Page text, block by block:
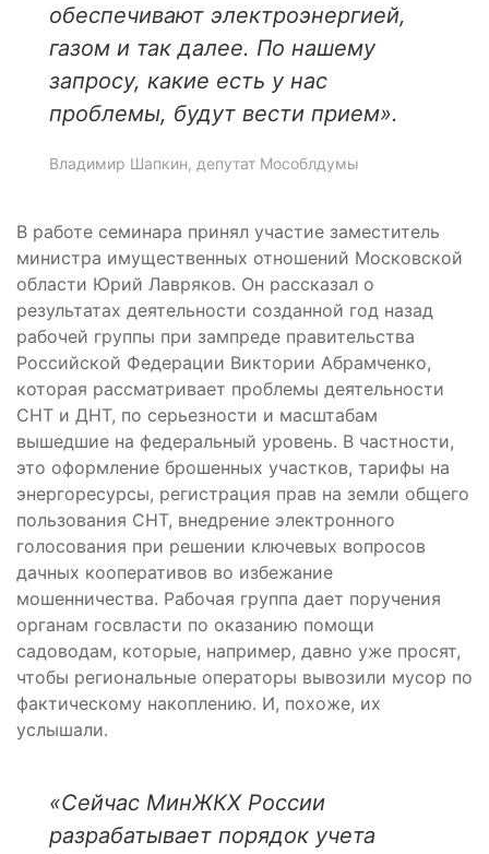
обеспечивают электроэнергией,
газом и так далее. По нашему
запросу, какие есть у нас
проблемы, будут вести прием».
Владимир Шапкин, депутат Мособлдумы
В работе семинара принял участие заместитель
министра имущественных отношений Московской
области Юрий Лавряков. Он рассказал о
результатах деятельности созданной год назад
рабочей группы при зампреде правительства
Российской Федерации Виктории Абрамченко,
которая рассматривает проблемы деятельности
СНТ и ДНТ, по серьезности и масштабам
вышедшие на федеральный уровень. В частности,
это оформление брошенных участков, тарифы на
энергоресурсы, регистрация прав на земли общего
пользования СНТ, внедрение электронного
голосования при решении ключевых вопросов
дачных кооперативов во избежание
мошенничества. Рабочая группа дает поручения
органам госвласти по оказанию помощи
садоводам, которые, например, давно уже просят,
чтобы региональные операторы вывозили мусор по
фактическому накоплению. И, похоже, их
услышали.
«Сейчас МинЖКХ России
разрабатывает порядок учета